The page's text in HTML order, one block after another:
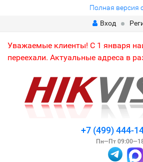
Полная версия
Вход
Уважаемые клиенты! С 1 января
переехали. Актуальные адреса в
+7 (499) 444-
Пн—Пт